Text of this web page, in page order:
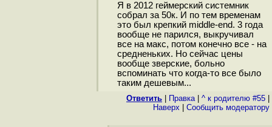
Я в 2012 геймерский системник
собрал за 50к. И по тем временам
это был крепкий middle-end. 3 года
вообще не парился, выкручивал
все на макс, потом конечно все - на
средненьких. Но сейчас цены
вообще зверские, больно
вспоминать что когда-то все было
таким дешевым...
Ответить Правка| ^ к родителю #55
Наверх
Cообщить модератору